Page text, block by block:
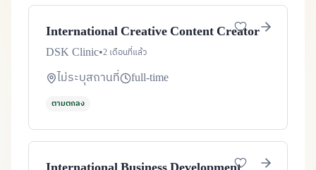
International Creative Content Creator
DSK Clinic•2 เดือนที่แล้ว
ไม่ระบุสถานที่ full-time
ตามตกลง